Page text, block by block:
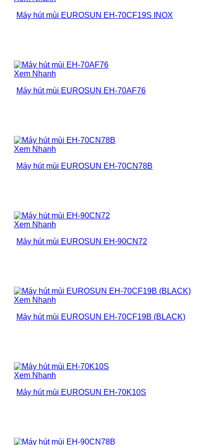
Máy hút mùi EUROSUN EH-70CF19S INOX
Xem Nhanh
Máy hút mùi EUROSUN EH-70AF76
Xem Nhanh
Máy hút mùi EUROSUN EH-70CN78B
Xem Nhanh
Máy hút mùi EUROSUN EH-90CN72
Xem Nhanh
Máy hút mùi EUROSUN EH-70CF19B (BLACK)
Xem Nhanh
Máy hút mùi EUROSUN EH-70K10S